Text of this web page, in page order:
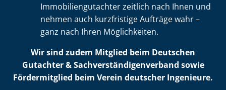
Im­mo­bi­li­en­gut­ach­ter zeitlich nach Ihnen und
nehmen auch kurzfristige Aufträge wahr –
ganz nach Ihren Möglichkeiten.
Wir sind zudem Mitglied beim Deutschen
Gutachter & Sach­ver­stän­di­gen­ver­band sowie
Fördermitglied beim Verein deutscher Ingenieure.